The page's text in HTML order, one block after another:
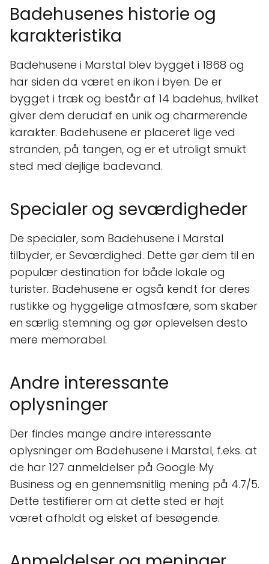
Badehusenes historie og
karakteristika
Badehusene i Marstal blev bygget i 1868 og
har siden da været en ikon i byen. De er
bygget i træk og består af 14 badehus, hvilket
giver dem derudaf en unik og charmerende
karakter. Badehusene er placeret lige ved
stranden, på tangen, og er et utroligt smukt
sted med dejlige badevand.
Specialer og seværdigheder
De specialer, som Badehusene i Marstal
tilbyder, er Seværdighed. Dette gør dem til en
populær destination for både lokale og
turister. Badehusene er også kendt for deres
rustikke og hyggelige atmosfære, som skaber
en særlig stemning og gør oplevelsen desto
mere memorabel.
Andre interessante
oplysninger
Der findes mange andre interessante
oplysninger om Badehusene i Marstal, f.eks. at
de har 127 anmeldelser på Google My
Business og en gennemsnitlig mening på 4.7/5.
Dette testifierer om at dette sted er højt
været afholdt og elsket af besøgende.